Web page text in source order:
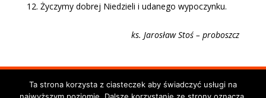
Życzymy dobrej Niedzieli i udanego wypoczynku.
ks. Jarosław Stoś – proboszcz
©PARAFIA RZYMSKO-KATOLICKA PW. NAWIEDZENIA
Ta strona korzysta z ciasteczek aby świadczyć usługi na